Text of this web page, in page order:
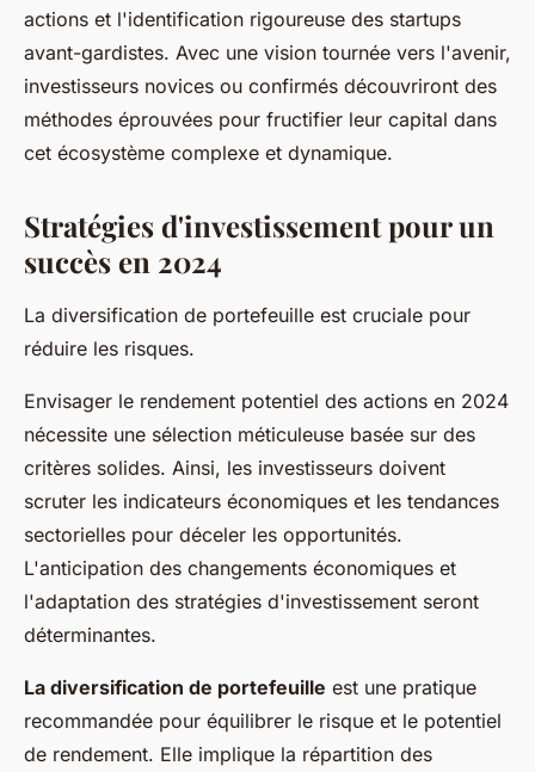
actions et l'identification rigoureuse des startups
avant-gardistes. Avec une vision tournée vers l'avenir,
investisseurs novices ou confirmés découvriront des
méthodes éprouvées pour fructifier leur capital dans
cet écosystème complexe et dynamique.
Stratégies d'investissement pour un
succès en 2024
La diversification de portefeuille est cruciale pour
réduire les risques.
Envisager le rendement potentiel des actions en 2024
nécessite une sélection méticuleuse basée sur des
critères solides. Ainsi, les investisseurs doivent
scruter les indicateurs économiques et les tendances
sectorielles pour déceler les opportunités.
L'anticipation des changements économiques et
l'adaptation des stratégies d'investissement seront
déterminantes.
La diversification de portefeuille est une pratique
recommandée pour équilibrer le risque et le potentiel
de rendement. Elle implique la répartition des